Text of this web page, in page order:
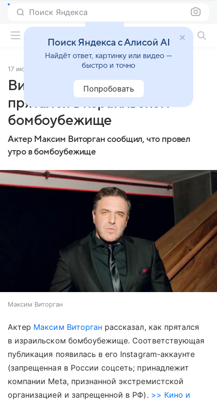
Поиск Яндекса
17 июня 2025 Источник:Lenta.Ru
Виторган рассказал, как
прятался в израильском
бомбоубежище
Актер Максим Виторган сообщил, что провел
утро в бомбоубежище
Максим Виторган
Актер Максим Виторган рассказал, как прятался
в израильском бомбоубежище. Соответствующая
публикация появилась в его Instagram-аккаунте
(запрещенная в России соцсеть; принадлежит
компании Meta, признанной экстремистской
организацией и запрещенной в РФ). >> Кино и
Поиск Яндекса с Алисой AI
Найдёт ответ, картинку или видео —
быстро и точно
Попробовать